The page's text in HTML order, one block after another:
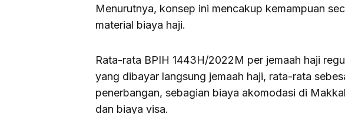
Menurutnya, konsep ini mencakup kemampuan
material biaya haji.
Rata-rata BPIH 1443H/2022M per jemaah haji
yang dibayar langsung jemaah haji, rata-rata
penerbangan, sebagian biaya akomodasi di
dan biaya visa.